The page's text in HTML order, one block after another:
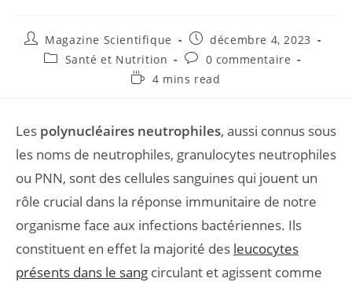
Magazine Scientifique
décembre 4, 2023
Santé et Nutrition
0 commentaire
4 mins read
Les polynucléaires neutrophiles, aussi connus sous
les noms de neutrophiles, granulocytes neutrophiles
ou PNN, sont des cellules sanguines qui jouent un
rôle crucial dans la réponse immunitaire de notre
organisme face aux infections bactériennes. Ils
constituent en effet la majorité des leucocytes
présents dans le sang circulant et agissent comme